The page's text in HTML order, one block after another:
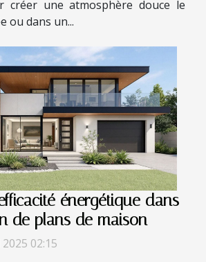
créer une atmosphère douce le
ou dans un...
énergétique dans
de plans de maison
02:15